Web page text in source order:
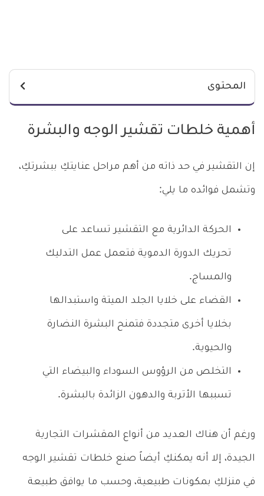
المحتوى
أهمية خلطات تقشير الوجه والبشرة
إن التقشير في حد ذاته من أهم مراحل عنايتكِ ببشرتكِ،
وتشمل فوائده ما يلي:
الحركة الدائرية مع التقشير تساعد على
تحريك الدورة الدموية فتعمل عمل التدليك
والمساج.
القضاء على خلايا الجلد الميتة واستبدالها
بخلايا أخرى متجددة فتمنح البشرة النضارة
والحيوية.
التخلص من الرؤوس السوداء والبيضاء التي
تسببها الأتربة والدهون الزائدة بالبشرة.
ورغم أن هناك العديد من أنواع المقشرات التجارية
الجيدة، إلا أنه يمكنكِ أيضاً صنع خلطات تقشير الوجه
في منزلكِ بمكونات طبيعية، وحسب ما يوافق طبيعة